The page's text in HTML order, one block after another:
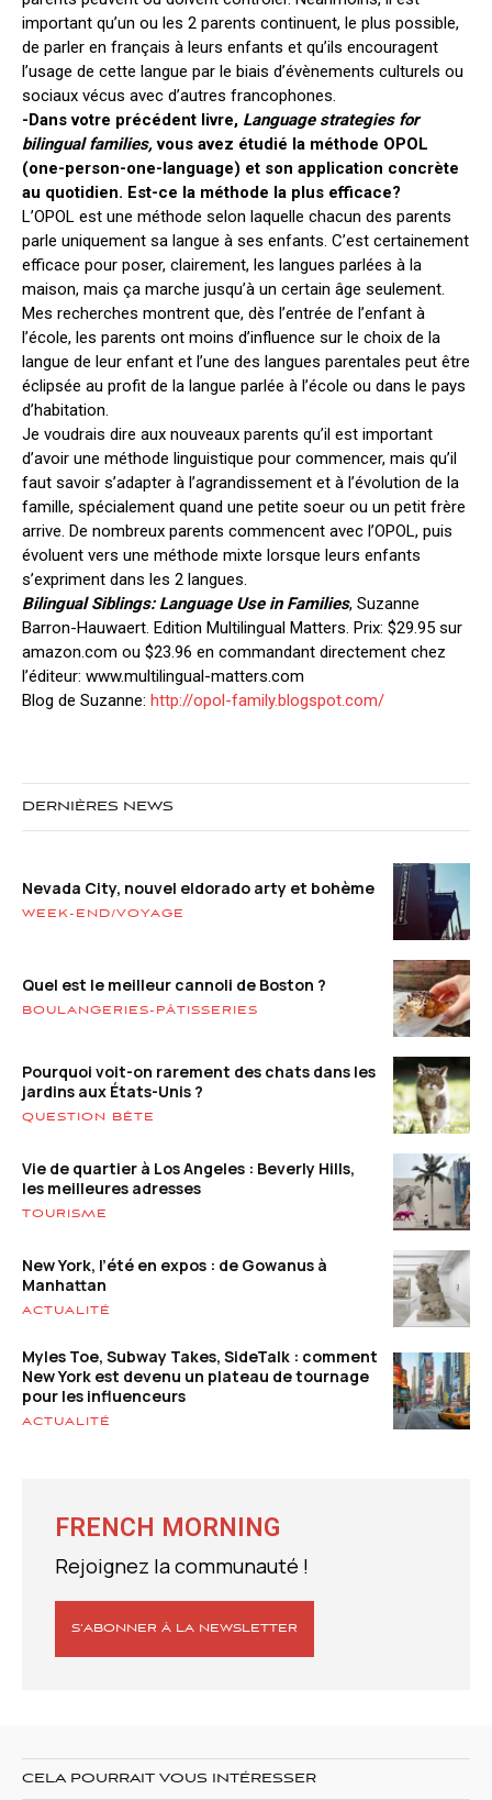
important qu’un ou les 2 parents continuent, le plus possible,
de parler en français à leurs enfants et qu’ils encouragent
l’usage de cette langue par le biais d’évènements culturels ou
sociaux vécus avec d’autres francophones.
-Dans votre précédent livre, Language strategies for
bilingual families,vous avez étudié la méthode OPOL
(one-person-one-language) et son application concrète
au quotidien. Est-ce la méthode la plus efficace?
L’OPOL est une méthode selon laquelle chacun des parents
parle uniquement sa langue à ses enfants. C’est certainement
efficace pour poser, clairement, les langues parlées à la
maison, mais ça marche jusqu’à un certain âge seulement.
Mes recherches montrent que, dès l’entrée de l’enfant à
l’école, les parents ont moins d’influence sur le choix de la
langue de leur enfant et l’une des langues parentales peut être
éclipsée au profit de la langue parlée à l’école ou dans le pays
d’habitation.
Je voudrais dire aux nouveaux parents qu’il est important
d’avoir une méthode linguistique pour commencer, mais qu’il
faut savoir s’adapter à l’agrandissement et à l’évolution de la
famille, spécialement quand une petite soeur ou un petit frère
arrive. De nombreux parents commencent avec l’OPOL, puis
évoluent vers une méthode mixte lorsque leurs enfants
s’expriment dans les 2 langues.
Bilingual Siblings: Language Use in Families, Suzanne
Barron-Hauwaert. Edition Multilingual Matters. Prix: $29.95 sur
amazon.com ou $23.96 en commandant directement chez
l’éditeur: www.multilingual-matters.com
Blog de Suzanne: http://opol-family.blogspot.com/
DERNIÈRES NEWS
Nevada City, nouvel eldorado arty et bohème
WEEK-END/VOYAGE
Quel est le meilleur cannoli de Boston ?
BOULANGERIES-PÂTISSERIES
Pourquoi voit-on rarement des chats dans les
jardins aux États-Unis ?
QUESTION BÊTE
Vie de quartier à Los Angeles : Beverly Hills,
les meilleures adresses
TOURISME
New York, l’été en expos : de Gowanus à
Manhattan
ACTUALITÉ
Myles Toe, Subway Takes, SideTalk : comment
New York est devenu un plateau de tournage
pour les influenceurs
ACTUALITÉ
FRENCH MORNING
Rejoignez la communauté !
S’ABONNER À LA NEWSLETTER
CELA POURRAIT VOUS INTÉRESSER